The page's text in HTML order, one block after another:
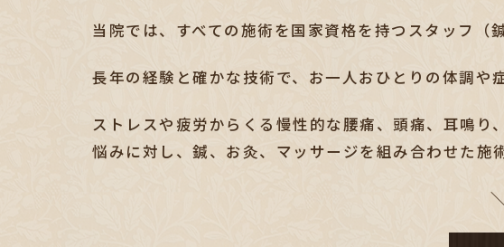
当院では、すべての施術を国家資格を持つスタッフ（
長年の経験と確かな技術で、お一人おひとりの体調や
ストレスや疲労からくる慢性的な腰痛、頭痛、耳鳴
悩みに対し、鍼、お灸、マッサージを組み合わせた施